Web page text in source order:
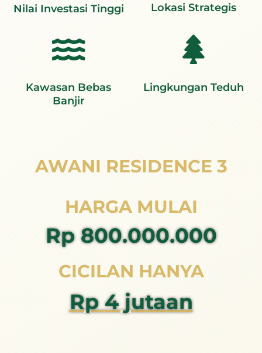
Nilai Investasi Tinggi Lokasi Strategis
Kawasan Bebas
Banjir
Lingkungan Teduh
AWANI RESIDENCE 3
HARGA MULAI
Rp 800.000.000
CICILAN HANYA
Rp 4 jutaan